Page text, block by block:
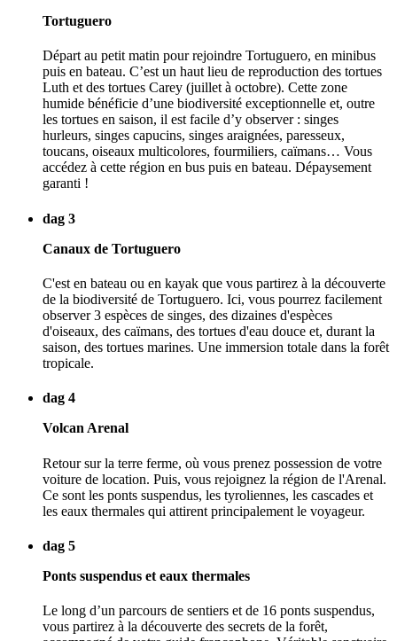
Tortuguero
Départ au petit matin pour rejoindre Tortuguero, en minibus
puis en bateau. C’est un haut lieu de reproduction des tortues
Luth et des tortues Carey (juillet à octobre). Cette zone
humide bénéficie d’une biodiversité exceptionnelle et, outre
les tortues en saison, il est facile d’y observer : singes
hurleurs, singes capucins, singes araignées, paresseux,
toucans, oiseaux multicolores, fourmiliers, caïmans… Vous
accédez à cette région en bus puis en bateau. Dépaysement
garanti !
dag 3
Canaux de Tortuguero
C'est en bateau ou en kayak que vous partirez à la découverte
de la biodiversité de Tortuguero. Ici, vous pourrez facilement
observer 3 espèces de singes, des dizaines d'espèces
d'oiseaux, des caïmans, des tortues d'eau douce et, durant la
saison, des tortues marines. Une immersion totale dans la forêt
tropicale.
dag 4
Volcan Arenal
Retour sur la terre ferme, où vous prenez possession de votre
voiture de location. Puis, vous rejoignez la région de l'Arenal.
Ce sont les ponts suspendus, les tyroliennes, les cascades et
les eaux thermales qui attirent principalement le voyageur.
dag 5
Ponts suspendus et eaux thermales
Le long d’un parcours de sentiers et de 16 ponts suspendus,
vous partirez à la découverte des secrets de la forêt,